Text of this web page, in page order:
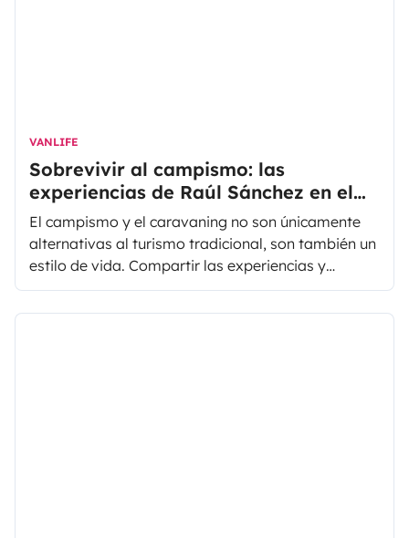
VANLIFE
Sobrevivir al campismo: las
experiencias de Raúl Sánchez en el
mundo del caravaning
El campismo y el caravaning no son únicamente
alternativas al turismo tradicional, son también un
estilo de vida. Compartir las experiencias y
aventuras lo hacen incluso más emocionante,
además de dar a conocer el espíritu del